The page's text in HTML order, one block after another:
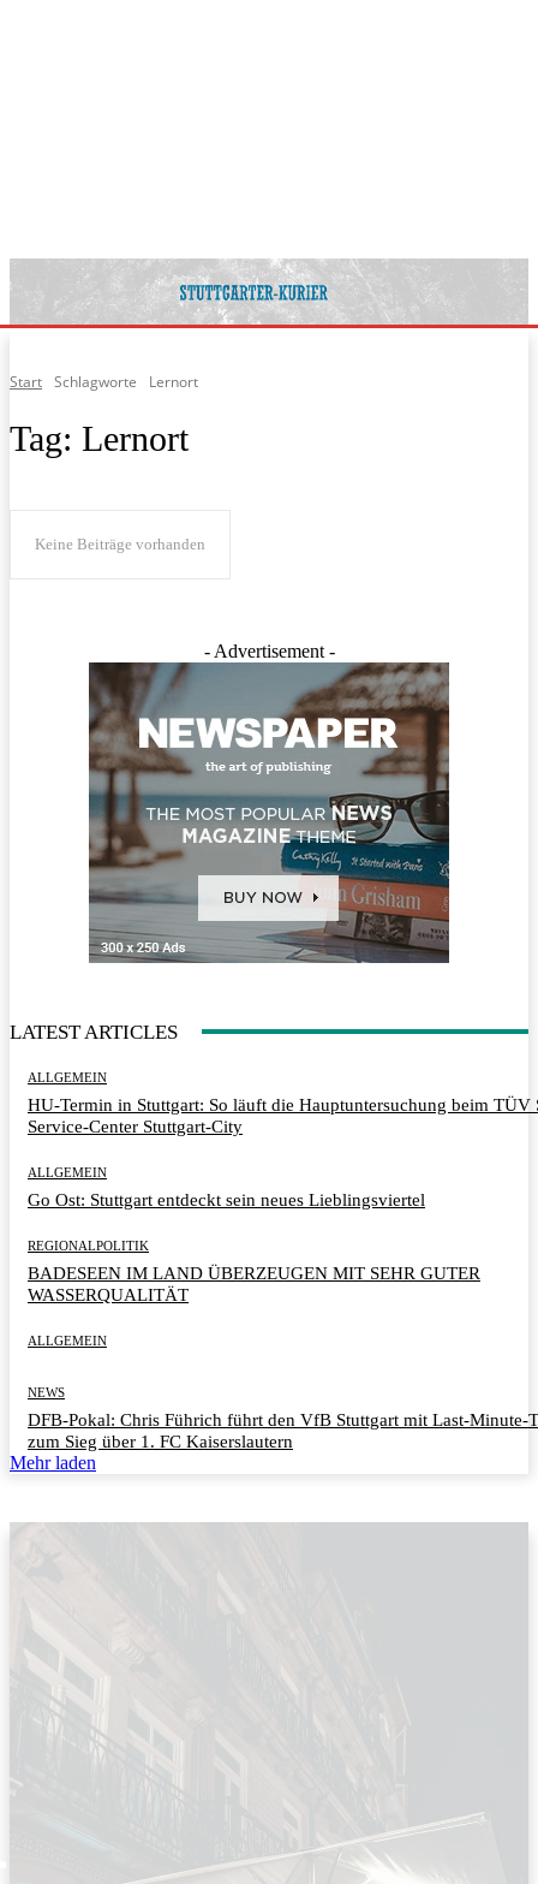
Start Schlagworte Lernort
Tag: Lernort
Keine Beiträge vorhanden
- Advertisement -
LATEST ARTICLES
ALLGEMEIN
HU-Termin in Stuttgart: So läuft die Hauptuntersuchung beim TÜV
Service-Center Stuttgart-City
ALLGEMEIN
Go Ost: Stuttgart entdeckt sein neues Lieblingsviertel
REGIONALPOLITIK
BADESEEN IM LAND ÜBERZEUGEN MIT SEHR GUTER
WASSERQUALITÄT
ALLGEMEIN
NEWS
DFB-Pokal: Chris Führich führt den VfB Stuttgart mit Last-Minute-
zum Sieg über 1. FC Kaiserslautern
Mehr laden